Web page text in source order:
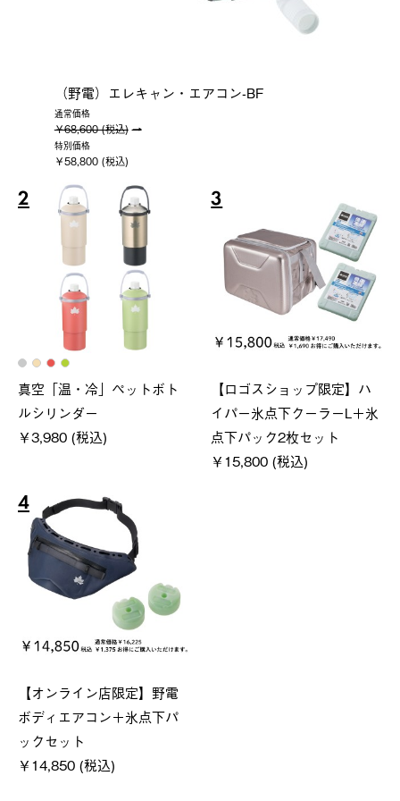
（野電）エレキャン・エアコン-BF
通常価格
￥68,600 (税込)
特別価格
￥58,800 (税込)
2
真空「温・冷」ペットボト
ルシリンダー
￥3,980 (税込)
3
【ロゴスショップ限定】ハ
イパー氷点下クーラーL＋氷
点下パック2枚セット
￥15,800 (税込)
4
【オンライン店限定】野電
ボディエアコン＋氷点下パ
ックセット
￥14,850 (税込)